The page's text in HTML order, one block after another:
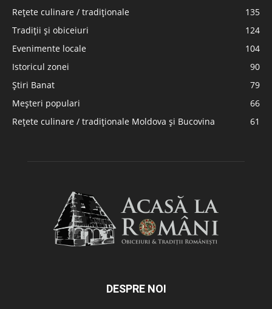
Rețete culinare / tradiționale
135
Tradiții și obiceiuri
124
Evenimente locale
104
Istoricul zonei
90
Știri Banat
79
Meșteri populari
66
Rețete culinare / tradiționale Moldova și Bucovina
61
DESPRE NOI